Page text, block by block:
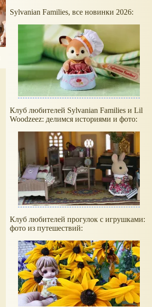
Sylvanian Families, все новинки 2026:
Клуб любителей Sylvanian Families и Lil
Woodzeez: делимся историями и фото:
Клуб любителей прогулок с игрушками:
фото из путешествий: